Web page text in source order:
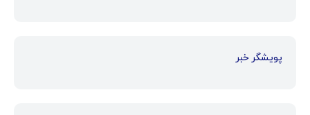
پویشگر خبر